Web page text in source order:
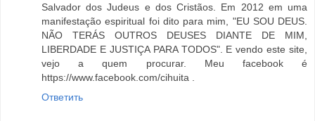
Salvador dos Judeus e dos Cristãos. Em 2012 em uma
manifestação espiritual foi dito para mim, "EU SOU DEUS.
NÃO TERÁS OUTROS DEUSES DIANTE DE MIM,
LIBERDADE E JUSTIÇA PARA TODOS". E vendo este site,
vejo a quem procurar. Meu facebook é
https://www.facebook.com/cihuita .
Ответить